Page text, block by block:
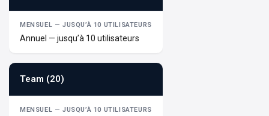
Annuel — jusqu’à 10 utilisateurs
Team (20)